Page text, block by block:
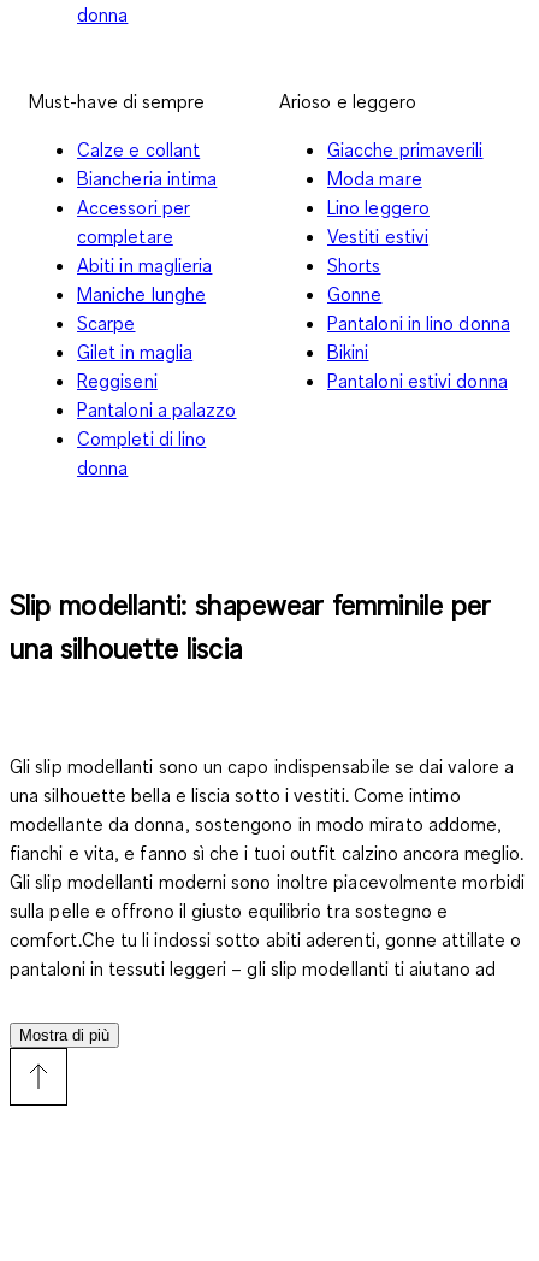
donna
Must-have di sempre
Calze e collant
Biancheria intima
Accessori per
completare
Abiti in maglieria
Maniche lunghe
Scarpe
Gilet in maglia
Reggiseni
Pantaloni a palazzo
Completi di lino
donna
Arioso e leggero
Giacche primaverili
Moda mare
Lino leggero
Vestiti estivi
Shorts
Gonne
Pantaloni in lino donna
Bikini
Pantaloni estivi donna
Slip modellanti: shapewear femminile per
una silhouette liscia
Gli slip modellanti sono un capo indispensabile se dai valore a
una silhouette bella e liscia sotto i vestiti. Come intimo
modellante da donna, sostengono in modo mirato addome,
fianchi e vita, e fanno sì che i tuoi outfit calzino ancora meglio.
Gli slip modellanti moderni sono inoltre piacevolmente morbidi
sulla pelle e offrono il giusto equilibrio tra sostegno e
comfort.Che tu li indossi sotto abiti aderenti, gonne attillate o
pantaloni in tessuti leggeri – gli slip modellanti ti aiutano ad
tua forma naturale. In questo modo ti senti completamente a
tuo agio e affronti ogni look con sicurezza.
Mostra di più